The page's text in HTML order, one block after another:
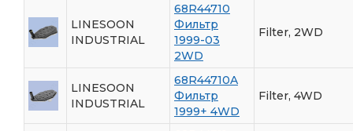
LINESOON
INDUSTRIAL
68R44710
Фильтр
1999-03
2WD
Filter, 2WD
LINESOON
INDUSTRIAL
68R44710A
Фильтр
1999+ 4WD
Filter, 4WD